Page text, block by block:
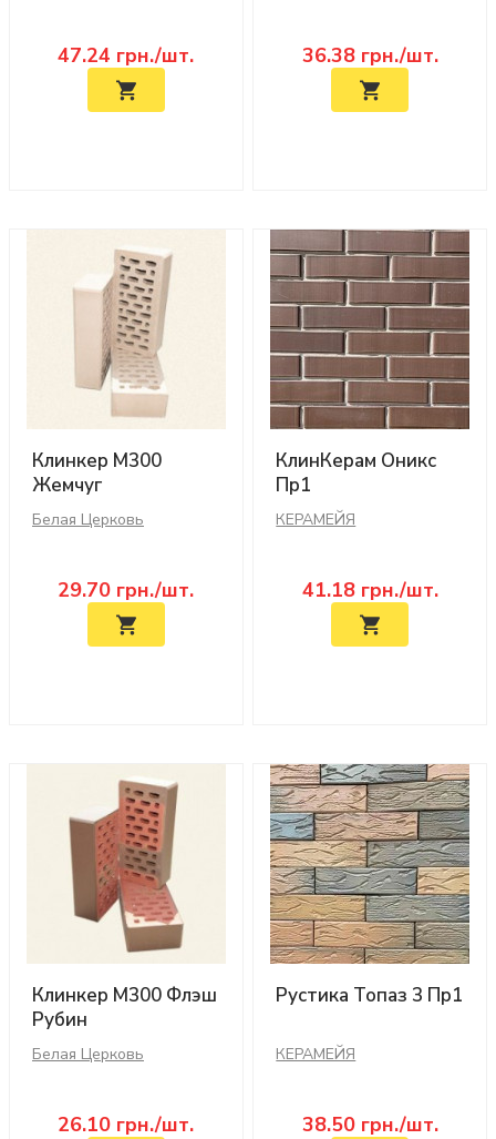
47.24 грн./шт. 36.38грн./шт.
Клинкер М300
Жемчуг
Белая Церковь
29.70 грн./шт.
КлинКерам Оникс
Пр1
КЕРАМЕЙЯ
41.18грн./шт.
Клинкер М300 Флэш
Рубин
Белая Церковь
26.10 грн./шт.
Рустика Топаз 3 Пр1
КЕРАМЕЙЯ
38.50грн./шт.